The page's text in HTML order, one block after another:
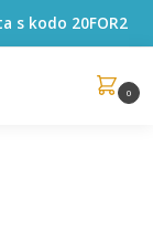
s kodo 20FOR2
0